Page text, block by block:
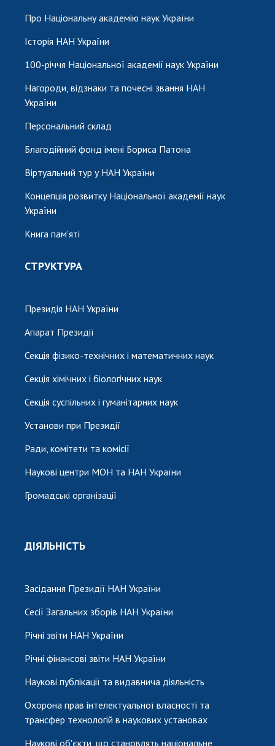
Про Національну академію наук України
Історія НАН України
100-річчя Національної академії наук України
Нагороди, відзнаки та почесні звання НАН
України
Персональний склад
Благодійний фонд імені Бориса Патона
Віртуальний тур у НАН України
Концепція розвитку Національної академії наук
України
Книга пам'яті
СТРУКТУРА
Президія НАН України
Апарат Президії
Секція фізико-технічних і математичних наук
Секція хімічних і біологічних наук
Секція суспільних і гуманітарних наук
Установи при Президії
Ради, комітети та комісії
Наукові центри МОН та НАН України
Громадські організації
ДІЯЛЬНІСТЬ
Засідання Президії НАН України
Сесії Загальних зборів НАН України
Річні звіти НАН України
Річні фінансові звіти НАН України
Наукові публікації та видавнича діяльність
Охорона прав інтелектуальної власності та
трансфер технологій в наукових установах
Наукові об'єкти, що становлять національне